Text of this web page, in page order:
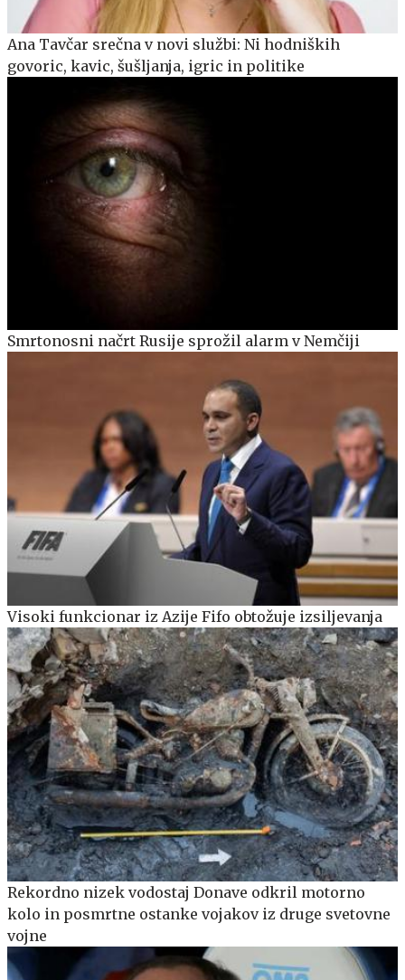
Ana Tavčar srečna v novi službi: Ni hodniških
govoric, kavic, šušljanja, igric in politike
Smrtonosni načrt Rusije sprožil alarm v Nemčiji
Visoki funkcionar iz Azije Fifo obtožuje izsiljevanja
Rekordno nizek vodostaj Donave odkril motorno
kolo in posmrtne ostanke vojakov iz druge svetovne
vojne